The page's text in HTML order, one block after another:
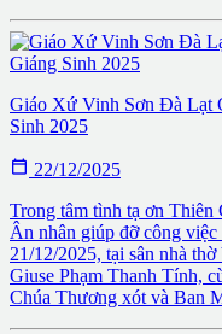
Giáo Xứ Vinh Sơn Đà Lạt
Sinh 2025
 22/12/2025
Trong tâm tình tạ ơn Thiên
Ân nhân giúp đỡ công
21/12/2025, tại sân nhà
Giuse Phạm Thanh Tính,
Chúa Thương xót và Ban